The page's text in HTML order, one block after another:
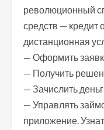
революционный
средств — кредит
дистанционная
— Оформить
— Получить
— Зачислить
— Управлять
приложение.